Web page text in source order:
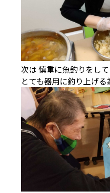
次は 慎重に魚釣りを
とても器用に釣り上げ